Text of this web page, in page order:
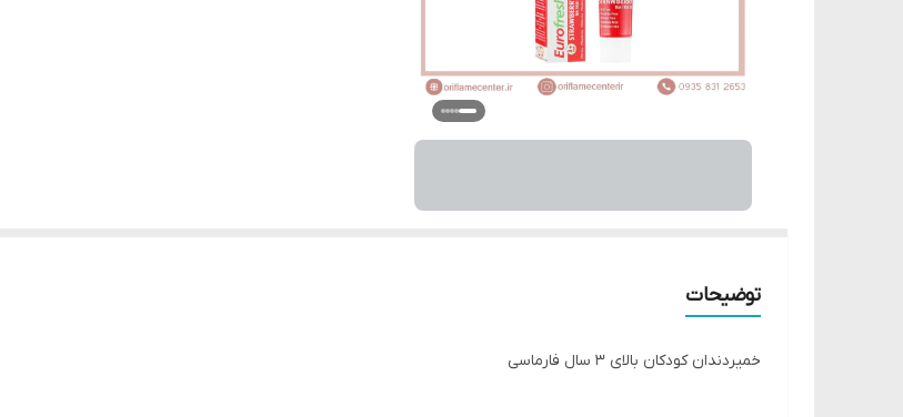
توضیحات
خمیردندان کودکان بالای ۳ سال فارماسی